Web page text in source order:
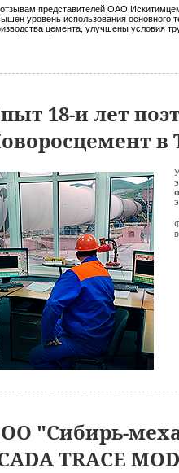
представителей ОАО
уровень использования основного
цемента, улучшены условия
18-и лет
в
"Сибирь-
TRACE